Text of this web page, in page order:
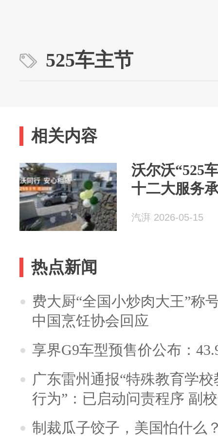
525车主节
相关内容
沃尔沃“525
十二大服务
汽湃 2026-05-15
热点新闻
费大厨“全国小炒肉大王”称
中国烹饪协会回应
享界G9车型预售价公布：
广东雷州通报“特殊教育学
行为”：已启动问责程序 副
制裁瓜子饺子，美国怕什么